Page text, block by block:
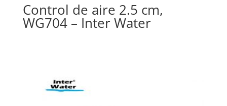
Control de aire 2.5 cm,
WG704 – Inter Water